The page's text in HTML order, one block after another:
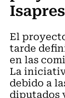
Isapres
El
tarde
en las
La
debido a
diputados